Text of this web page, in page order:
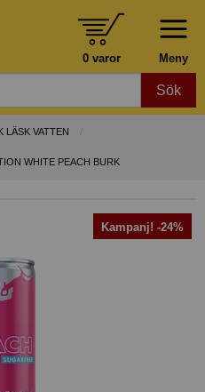
Meny
0 varor
Sök
LÄSK VATTEN
WHITE PEACH BURK
Kampanj! -24%